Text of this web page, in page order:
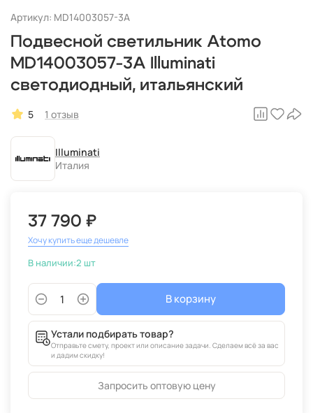
Артикул: MD14003057-3A
Подвесной светильник Atomo
MD14003057-3A Illuminati
светодиодный, итальянский
5 1 отзыв
Illuminati
Италия
37 790 ₽
Хочу купить еще дешевле
В наличии:2 шт
В корзину
Устали подбирать товар?
Отправьте смету, проект или описание задачи. Сделаем всё за вас
и дадим скидку!
Запросить оптовую цену